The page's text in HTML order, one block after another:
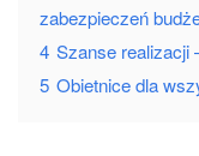
zabezpieczeń
4 Szanse
5 Obietnice dla